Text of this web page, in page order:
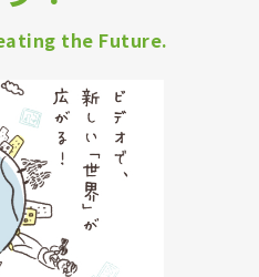
the Future.